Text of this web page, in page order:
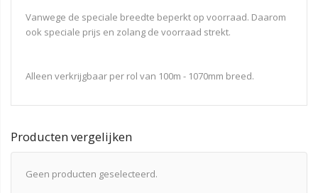
Vanwege de speciale breedte beperkt op voorraad. Daarom
ook speciale prijs en zolang de voorraad strekt.
Alleen verkrijgbaar per rol van 100m - 1070mm breed.
Producten vergelijken
Geen producten geselecteerd.